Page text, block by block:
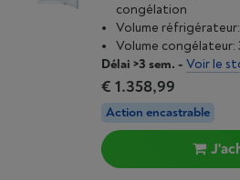
congélation
Volume réfrigérateur:
Volume congélateur:
Délai >3 sem. - Voir le
€ 1.358,99
Action encastrable